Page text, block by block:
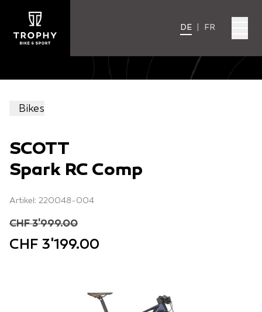
DE FR
Bikes
SCOTT
Spark RC Comp
Artikel: 220048-004
CHF 3'999.00
CHF 3'199.00